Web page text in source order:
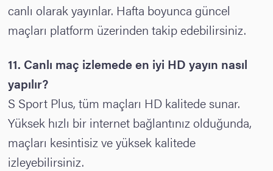
canlı olarak yayınlar. Hafta boyunca güncel
maçları platform üzerinden takip edebilirsiniz.
11. Canlı maç izlemede en iyi HD yayın nasıl
yapılır?
S Sport Plus, tüm maçları HD kalitede sunar.
Yüksek hızlı bir internet bağlantınız olduğunda,
maçları kesintisiz ve yüksek kalitede
izleyebilirsiniz.